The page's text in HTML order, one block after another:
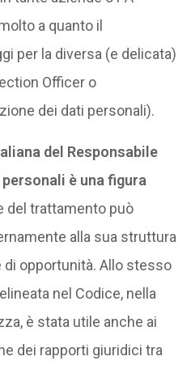
a quanto il
per la diversa (e delicata)
Officer o
dei dati personali).
del Responsabile
è una figura
del trattamento può
alla sua struttura
opportunità. Allo stesso
nel Codice, nella
è stata utile anche ai
dei rapporti giuridici tra